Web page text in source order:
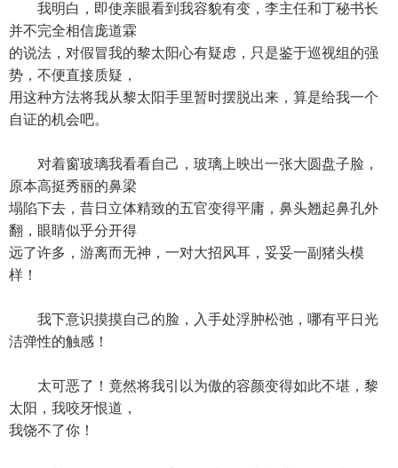
我明白，即使亲眼看到我容貌有变，李主任和丁秘书长
并不完全相信庞道霖
的说法，对假冒我的黎太阳心有疑虑，只是鉴于巡视组的强
势，不便直接质疑，
用这种方法将我从黎太阳手里暂时摆脱出来，算是给我一个
自证的机会吧。
对着窗玻璃我看看自己，玻璃上映出一张大圆盘子脸，
原本高挺秀丽的鼻梁
塌陷下去，昔日立体精致的五官变得平庸，鼻头翘起鼻孔外
翻，眼睛似乎分开得
远了许多，游离而无神，一对大招风耳，妥妥一副猪头模
样！
我下意识摸摸自己的脸，入手处浮肿松弛，哪有平日光
洁弹性的触感！
太可恶了！竟然将我引以为傲的容颜变得如此不堪，黎
太阳，我咬牙恨道，
我饶不了你！